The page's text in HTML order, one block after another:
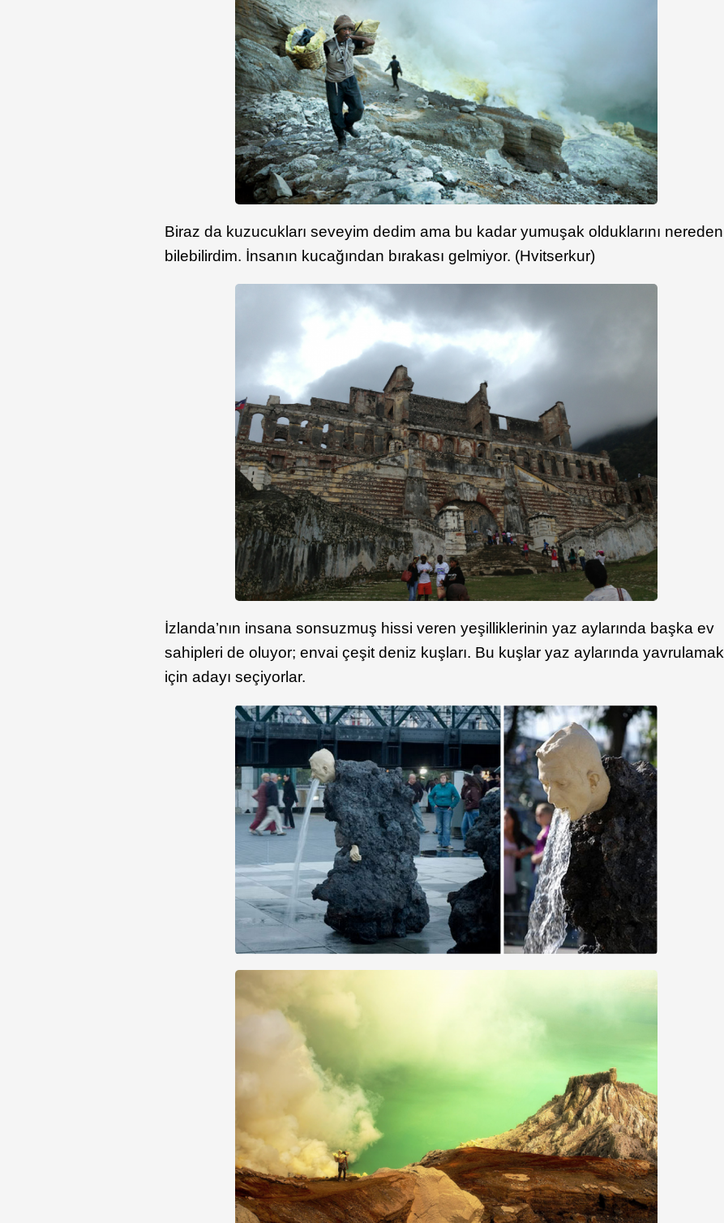
Biraz da kuzucukları seveyim dedim ama bu kadar yumuşak olduklarını nereden
bilebilirdim. İnsanın kucağından bırakası gelmiyor. (Hvitserkur)
İzlanda’nın insana sonsuzmuş hissi veren yeşilliklerinin yaz aylarında başka ev
sahipleri de oluyor; envai çeşit deniz kuşları. Bu kuşlar yaz aylarında yavrulamak
için adayı seçiyorlar.